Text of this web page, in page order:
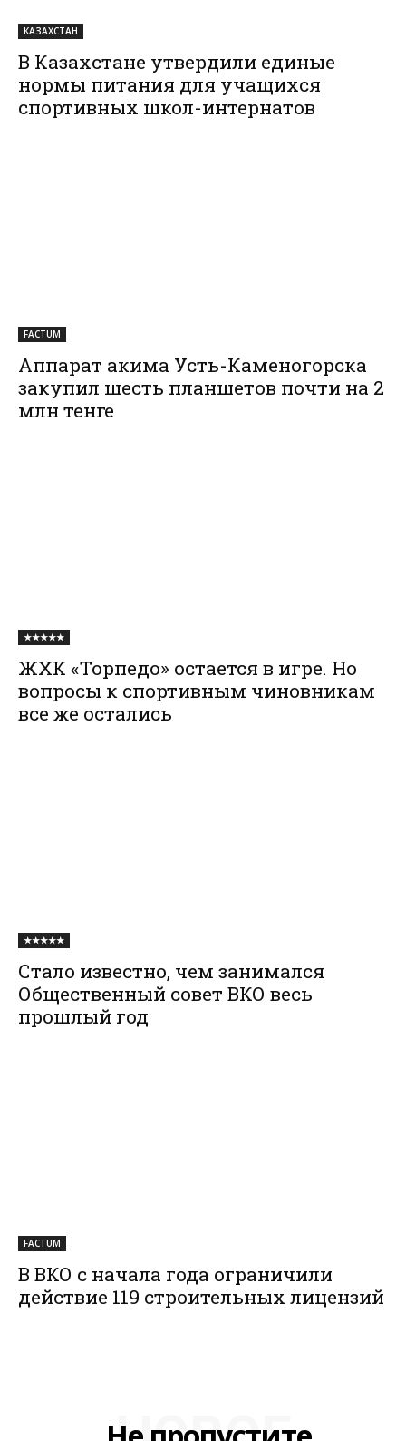
КАЗАХСТАН
В Казахстане утвердили единые
нормы питания для учащихся
спортивных школ-интернатов
FACTUM
Аппарат акима Усть-Каменогорска
закупил шесть планшетов почти на 2
млн тенге
★★★★★
ЖХК «Торпедо» остается в игре. Но
вопросы к спортивным чиновникам
все же остались
★★★★★
Стало известно, чем занимался
Общественный совет ВКО весь
прошлый год
FACTUM
В ВКО с начала года ограничили
действие 119 строительных лицензий